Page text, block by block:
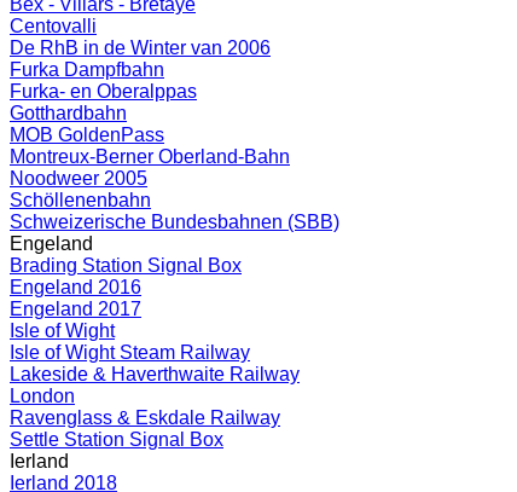
Bex - Villars - Bretaye
Centovalli
De RhB in de Winter van 2006
Furka Dampfbahn
Furka- en Oberalppas
Gotthardbahn
MOB GoldenPass
Montreux-Berner Oberland-Bahn
Noodweer 2005
Schöllenenbahn
Schweizerische Bundesbahnen (SBB)
Engeland
Brading Station Signal Box
Engeland 2016
Engeland 2017
Isle of Wight
Isle of Wight Steam Railway
Lakeside & Haverthwaite Railway
London
Ravenglass & Eskdale Railway
Settle Station Signal Box
Ierland
Ierland 2018